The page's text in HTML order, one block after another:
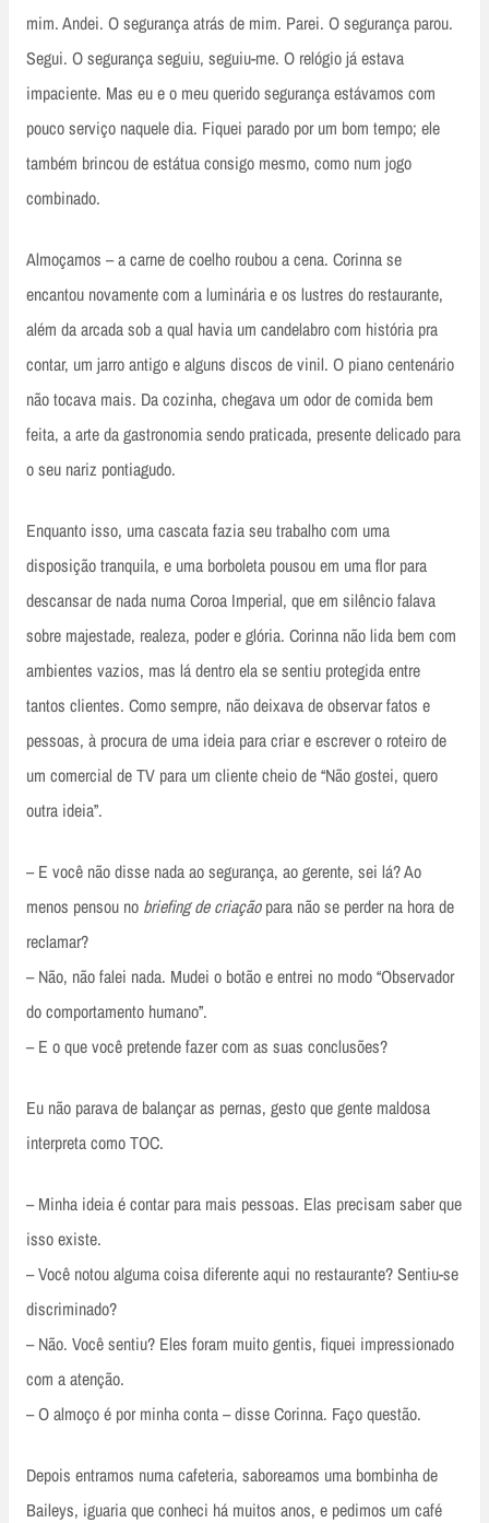
mim. Andei. O segurança atrás de mim. Parei. O segurança parou.
Segui. O segurança seguiu, seguiu-me. O relógio já estava
impaciente. Mas eu e o meu querido segurança estávamos com
pouco serviço naquele dia. Fiquei parado por um bom tempo; ele
também brincou de estátua consigo mesmo, como num jogo
combinado.
Almoçamos – a carne de coelho roubou a cena. Corinna se
encantou novamente com a luminária e os lustres do restaurante,
além da arcada sob a qual havia um candelabro com história pra
contar, um jarro antigo e alguns discos de vinil. O piano centenário
não tocava mais. Da cozinha, chegava um odor de comida bem
feita, a arte da gastronomia sendo praticada, presente delicado para
o seu nariz pontiagudo.
Enquanto isso, uma cascata fazia seu trabalho com uma
disposição tranquila, e uma borboleta pousou em uma flor para
descansar de nada numa Coroa Imperial, que em silêncio falava
sobre majestade, realeza, poder e glória. Corinna não lida bem com
ambientes vazios, mas lá dentro ela se sentiu protegida entre
tantos clientes. Como sempre, não deixava de observar fatos e
pessoas, à procura de uma ideia para criar e escrever o roteiro de
um comercial de TV para um cliente cheio de “Não gostei, quero
outra ideia”.
– E você não disse nada ao segurança, ao gerente, sei lá? Ao
menos pensou no briefing de criaçãopara não se perder na hora de
reclamar?
– Não, não falei nada. Mudei o botão e entrei no modo “Observador
do comportamento humano”.
– E o que você pretende fazer com as suas conclusões?
Eu não parava de balançar as pernas, gesto que gente maldosa
interpreta como TOC.
– Minha ideia é contar para mais pessoas. Elas precisam saber que
isso existe.
– Você notou alguma coisa diferente aqui no restaurante? Sentiu-se
discriminado?
– Não. Você sentiu? Eles foram muito gentis, fiquei impressionado
com a atenção.
– O almoço é por minha conta – disse Corinna. Faço questão.
Depois entramos numa cafeteria, saboreamos uma bombinha de
Baileys, iguaria que conheci há muitos anos, e pedimos um café